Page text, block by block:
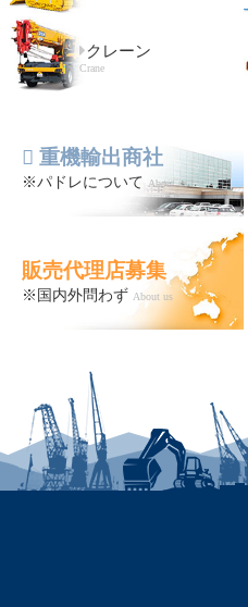
クレーン
Crane
重機輸出商社
※パドレについて About us
販売代理店募集
※国内外問わず About us